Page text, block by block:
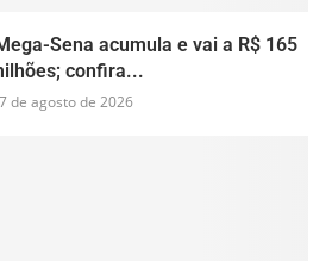
Sena acumula e vai a R$ 165
confira...
7 de agosto de 2026